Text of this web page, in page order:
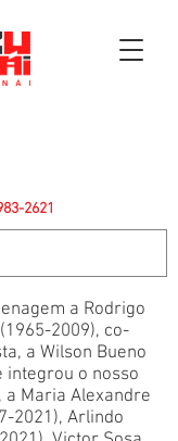
2621
a Rodrigo
(1965-2009), co-
a Wilson Bueno
integrou o nosso
Maria Alexandre
2021), Arlindo